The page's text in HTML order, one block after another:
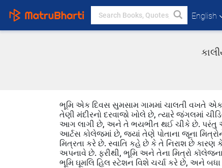
English
ભૂમિ એક દિવસ સુમસામ ગામમાં ચાલતી વખતે
તેણી મંદીરનો દરવાજો ખોલે છે, ત્યારે જંગલમાં
આગ લાગી છે, અને તે ભયભીત થઈ ચીકે છે. પરંતુ
આર્ટસ કોલેજમાં છે, જ્યાં તેણે પોતાના જૂના
મિત્રતા કરે છે. સ્વાતિ કહે છે કે તે નિરાશ છે કારણ
અપનાવે છે. ફરીથી, ભૂમિ અને તેના મિત્રો
ભૂમિ ઘૂમલિ હિલ સ્ટેશન વિશે ચર્ચા કરે છે, અને